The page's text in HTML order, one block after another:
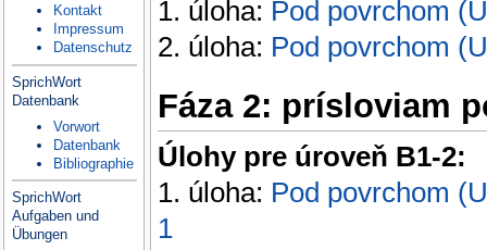
1. úloha: Pod povrchom
2. úloha: Pod povrchom
Fáza 2: prísloviam
Úlohy pre úroveň B1-2:
1. úloha: Pod povrchom
1
Kontakt
Impressum
Datenschutz
SprichWort
Datenbank
Vorwort
Datenbank
Bibliographie
SprichWort
Aufgaben und
Übungen